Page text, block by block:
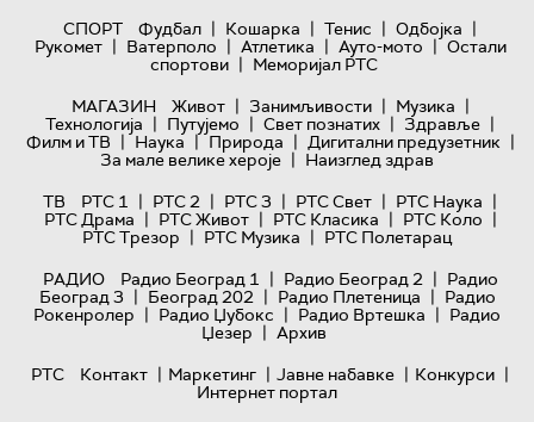
СПОРТ
Фудбал | Кошарка | Тенис | Одбојка |
Рукомет | Ватерполо | Атлетика | Ауто-мото | Остали
спортови | Меморијал РТС
МАГАЗИН
Живот | Занимљивости | Музика |
Технологијa | Путујемо | Свет познатих | Здравље |
Филм и ТВ | Наука | Природа | Дигитални предузетник |
За мале велике хероје | Наизглед здрав
ТВ
РТС 1 | РТС 2 | РТС 3 | РТС Свет | РТС Наука |
РТС Драма | РТС Живот | РТС Класика | РТС Коло |
РТС Трезор | РТС Музика | РТС Полетарац
РАДИО
Радио Београд 1 | Радио Београд 2 | Радио
Београд 3 | Београд 202 | Радио Плетеница | Радио
Рокенролер | Радио Џубокс | Радио Вртешка | Радио
Џезер | Архив
РТС
Контакт | Маркетинг | Јавне набавке | Конкурси |
Интернет портал